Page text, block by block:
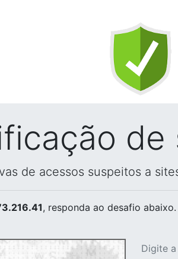
de
de acessos suspeitos a
, responda ao desafio abaixo.
Digite